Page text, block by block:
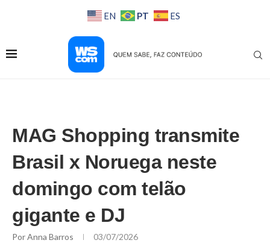
EN PT ES
MAG Shopping transmite
Brasil x Noruega neste
domingo com telão
gigante e DJ
PorAnna Barros 03/07/2026